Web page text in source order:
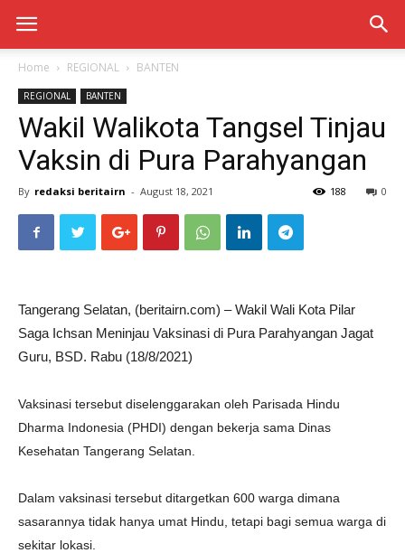
Home REGIONAL BANTEN
REGIONAL BANTEN
Wakil Walikota Tangsel Tinjau
Vaksin di Pura Parahyangan
By redaksi beritairn - August 18, 2021 0
188
Tangerang Selatan, (beritairn.com) – Wakil Wali Kota Pilar
Saga Ichsan Meninjau Vaksinasi di Pura Parahyangan Jagat
Guru, BSD. Rabu (18/8/2021)
Vaksinasi tersebut diselenggarakan oleh Parisada Hindu
Dharma Indonesia (PHDI) dengan bekerja sama Dinas
Kesehatan Tangerang Selatan.
Dalam vaksinasi tersebut ditargetkan 600 warga dimana
sasarannya tidak hanya umat Hindu, tetapi bagi semua warga di
sekitar lokasi.